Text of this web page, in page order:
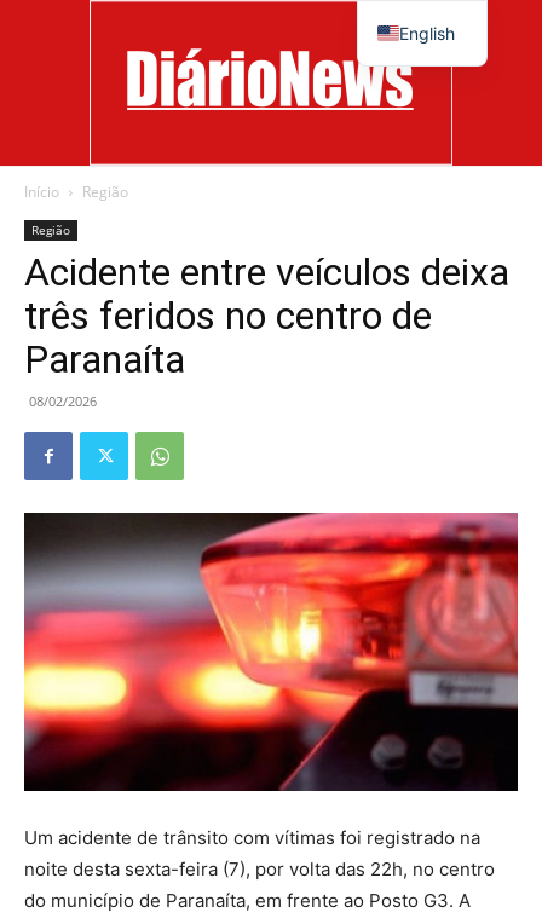
News
Início Região
Região
Acidente entre veículos deixa
três feridos no centro de
Paranaíta
08/02/2026
Um acidente de trânsito com vítimas foi registrado na
noite desta sexta-feira (7), por volta das 22h, no centro
do município de Paranaíta, em frente ao Posto G3. A
English